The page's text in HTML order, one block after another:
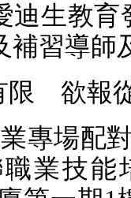
迪生教
補習導師
限 欲報
專場配
業技